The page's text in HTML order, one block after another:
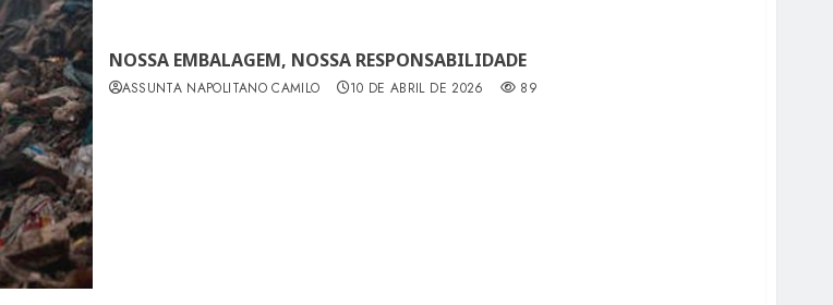
NOSSA EMBALAGEM, NOSSA RESPONSABILIDADE
ASSUNTA NAPOLITANO CAMILO 10 DE ABRIL DE 2026 89